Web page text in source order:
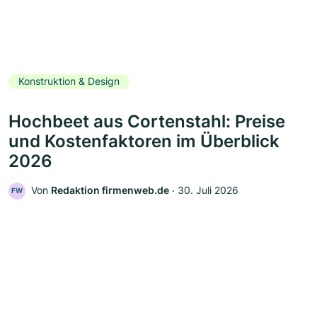
Konstruktion & Design
Hochbeet aus Cortenstahl: Preise
und Kostenfaktoren im Überblick
2026
FW Von Redaktion firmenweb.de ‧ 30. Juli 2026